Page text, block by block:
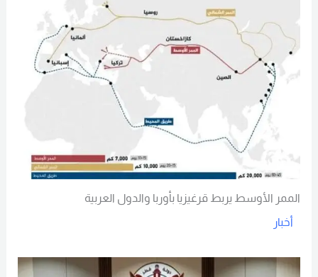
الممر الأوسط يربط قرغيزيا بأوربا والدول العربية
أخبار